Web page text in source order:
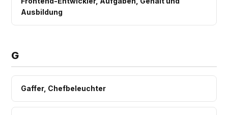
Ausbildung
G
Gaffer, Chefbeleuchter